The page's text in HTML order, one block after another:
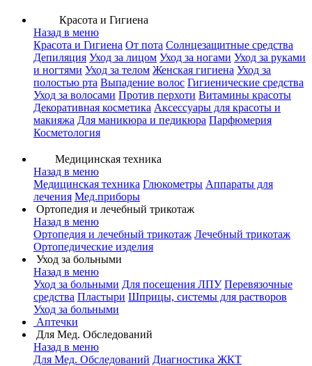
Красота и Гигиена
Назад в меню
Красота и Гигиена От пота Солнцезащитные средства
Депиляция Уход за лицом Уход за ногами Уход за руками
и ногтями Уход за телом Женская гигиена Уход за
полостью рта Выпадение волос Гигиенические средства
Уход за волосами Против перхоти Витамины красоты
Декоративная косметика Аксессуары для красоты и
макияжа Для маникюра и педикюра Парфюмерия
Косметология
Медицинская техника
Назад в меню
Медицинская техника Глюкометры Аппараты для
лечения Мед.приборы
Ортопедия и лечебный трикотаж
Назад в меню
Ортопедия и лечебный трикотаж Лечебный трикотаж
Ортопедические изделия
Уход за больными
Назад в меню
Уход за больными Для посещения ЛПУ Перевязочные
средства Пластыри Шприцы, системы для растворов
Уход за больными
Аптечки
Для Мед. Обследований
Назад в меню
Для Мед. Обследований Диагностика ЖКТ